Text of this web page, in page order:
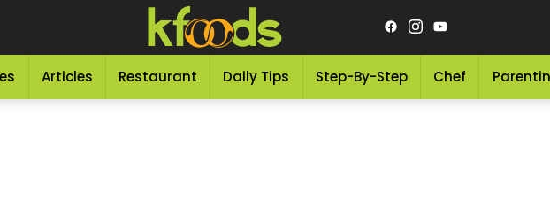
Articles Restaurant Daily Tips Step-By-Step Chef